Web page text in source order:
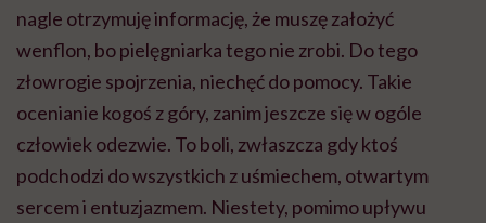
nagle otrzymuję informację, że muszę założyć
wenflon, bo pielęgniarka tego nie zrobi. Do tego
złowrogie spojrzenia, niechęć do pomocy. Takie
ocenianie kogoś z góry, zanim jeszcze się w ogóle
człowiek odezwie. To boli, zwłaszcza gdy ktoś
podchodzi do wszystkich z uśmiechem, otwartym
sercem i entuzjazmem. Niestety, pomimo upływu